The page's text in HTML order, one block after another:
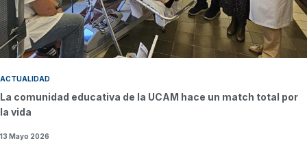
ACTUALIDAD
La comunidad educativa de la UCAM hace un match total por
la vida
13 Mayo 2026